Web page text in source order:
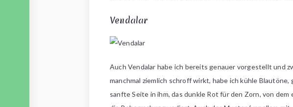
Vendalar
Auch Vendalar habe ich bereits genauer vorgestellt und
manchmal ziemlich schroff wirkt, habe ich kühle
sanfte Seite in ihm, das dunkle Rot für den Zorn, von